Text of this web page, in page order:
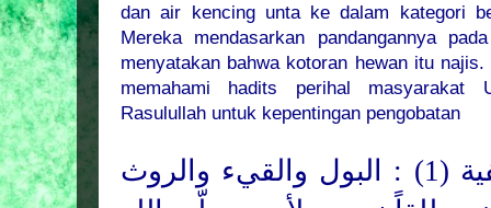
dan air kencing unta ke dalam kategori
Mereka mendasarkan pandangannya
menyatakan bahwa kotoran hewan itu
memahami hadits perihal masyarakat
Rasulullah untuk kepentingan pengobatan
وقال الشافعية والحنفية (1) : البول والقيء والروث